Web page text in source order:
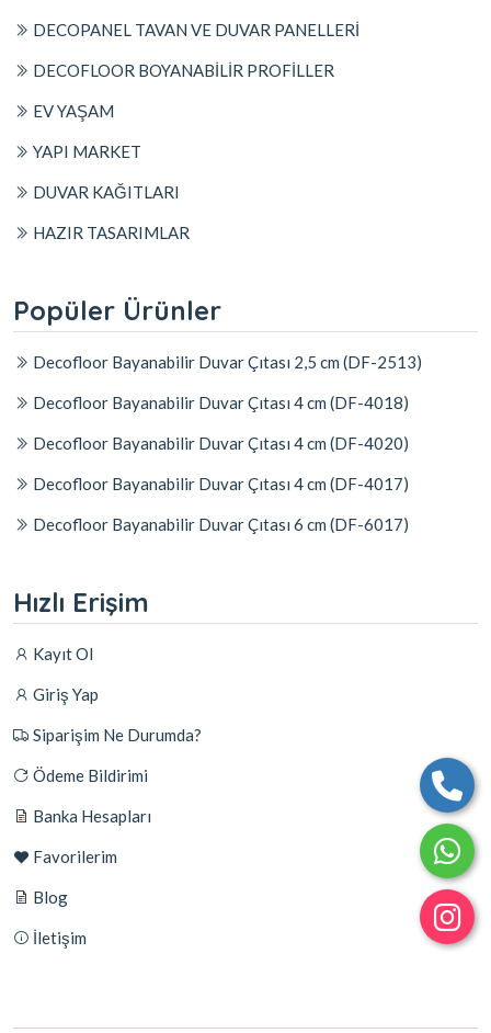
DECOPANEL TAVAN VE DUVAR PANELLERİ
DECOFLOOR BOYANABİLİR PROFİLLER
EV YAŞAM
YAPI MARKET
DUVAR KAĞITLARI
HAZIR TASARIMLAR
Popüler Ürünler
Decofloor Bayanabilir Duvar Çıtası 2,5 cm (DF-2513)
Decofloor Bayanabilir Duvar Çıtası 4 cm (DF-4018)
Decofloor Bayanabilir Duvar Çıtası 4 cm (DF-4020)
Decofloor Bayanabilir Duvar Çıtası 4 cm (DF-4017)
Decofloor Bayanabilir Duvar Çıtası 6 cm (DF-6017)
Hızlı Erişim
Kayıt Ol
Giriş Yap
Siparişim Ne Durumda?
Ödeme Bildirimi
Banka Hesapları
Favorilerim
Blog
İletişim